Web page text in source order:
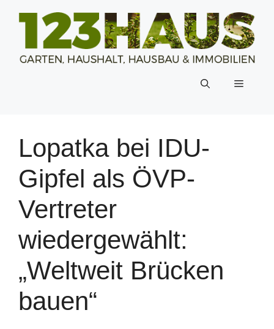
Inhalt
Menü
Lopatka bei IDU-
Gipfel als ÖVP-
Vertreter
wiedergewählt:
„Weltweit Brücken
bauen“